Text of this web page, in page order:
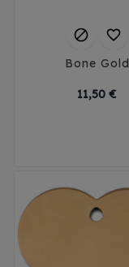
 
Bone Gold
11,50 €